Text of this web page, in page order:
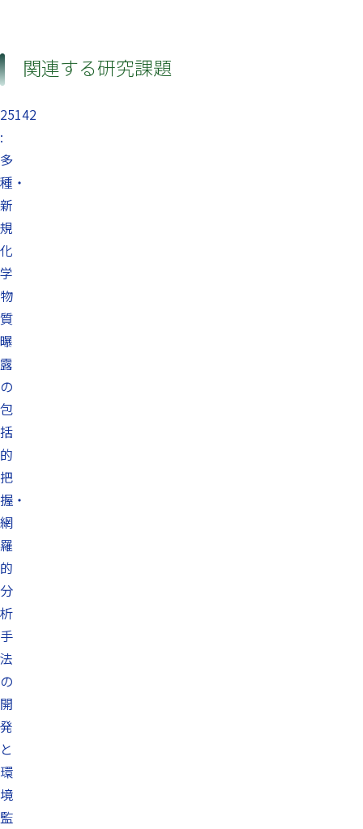
関連する研究課題
25142
:
多
種・
新
規
化
学
物
質
曝
露
の
包
括
的
把
握・
網
羅
的
分
析
手
法
の
開
発
と
環
境
監